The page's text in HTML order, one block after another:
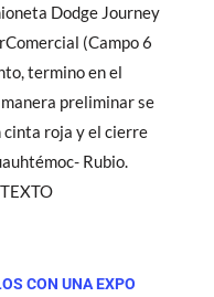
Dodge Journey
(Campo 6
termino en el
preliminar se
cinta roja y el cierre
Rubio.
CON UNA EXPO